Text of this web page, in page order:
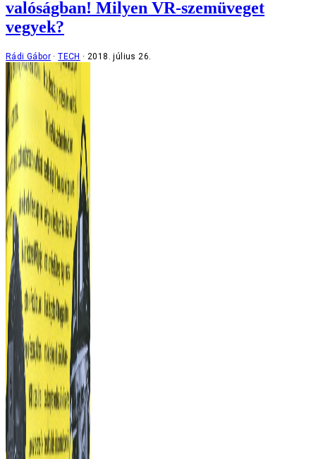
valóságban! Milyen VR-szemüveget
vegyek?
Rádi Gábor TECH 2018. július 26.